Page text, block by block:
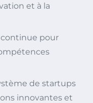
et à la
continue pour
de startups
innovantes et